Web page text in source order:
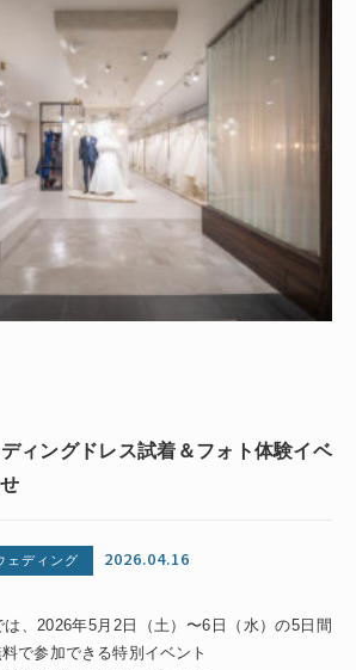
ィングドレス試着＆フォト体験イベ
ェディング 2026.04.16
は、2026年5月2日（土）〜6日（水）の5日間
で参加できる特別イベント